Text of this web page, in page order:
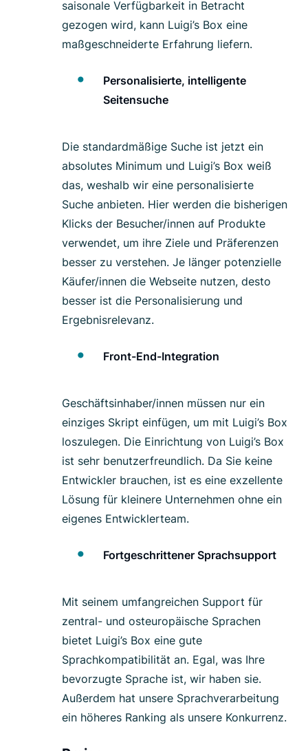
saisonale Verfügbarkeit in Betracht
gezogen wird, kann Luigi’s Box eine
maßgeschneiderte Erfahrung liefern.
Personalisierte, intelligente
Seitensuche
Die standardmäßige Suche ist jetzt ein
absolutes Minimum und Luigi’s Box weiß
das, weshalb wir eine personalisierte
Suche anbieten. Hier werden die bisherigen
Klicks der Besucher/innen auf Produkte
verwendet, um ihre Ziele und Präferenzen
besser zu verstehen. Je länger potenzielle
Käufer/innen die Webseite nutzen, desto
besser ist die Personalisierung und
Ergebnisrelevanz.
Front-End-Integration
Geschäftsinhaber/innen müssen nur ein
einziges Skript einfügen, um mit Luigi’s Box
loszulegen. Die Einrichtung von Luigi’s Box
ist sehr benutzerfreundlich. Da Sie keine
Entwickler brauchen, ist es eine exzellente
Lösung für kleinere Unternehmen ohne ein
eigenes Entwicklerteam.
Fortgeschrittener Sprachsupport
Mit seinem umfangreichen Support für
zentral- und osteuropäische Sprachen
bietet Luigi’s Box eine gute
Sprachkompatibilität an. Egal, was Ihre
bevorzugte Sprache ist, wir haben sie.
Außerdem hat unsere Sprachverarbeitung
ein höheres Ranking als unsere Konkurrenz.